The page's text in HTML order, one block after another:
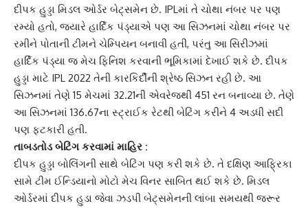
દીપક હુડ્ડા મિડલ ઓર્ડર બેટ્સમેન છે. IPLમાં તે ચોથા નંબર પર પણ
રમ્યો હતો, જ્યારે હાર્દિક પંડ્યાએ પણ આ સિઝનમાં ચોથા નંબર પર
રમીને પોતાની ટીમને ચેમ્પિયન બનાવી હતી, પરંતુ આ સિરીઝમાં
હાર્દિક પંડ્યા જ મેચ ફિનિશ કરવાની ભૂમિકામાં દેખાઈ શકે છે. દીપક
હુડ્ડા માટે IPL 2022 તેની કારકિર્દીની શ્રેષ્ઠ સિઝન રહી છે. આ
સિઝનમાં તેણે 15 મેચમાં 32.21ની એવરેજથી 451 રન બનાવ્યા છે. તેણે
આ સિઝનમાં 136.67ના સ્ટ્રાઈક રેટથી બેટિંગ કરીને 4 અડધી સદી
પણ ફટકારી હતી.
તાબડતોડ બેટિંગ કરવામાં માહિર :
દીપક હુડ્ડા બોલિંગની સાથે બેટિંગ પણ કરી શકે છે. તે દક્ષિણ આફ્રિકા
સામે ટીમ ઈન્ડિયાનો મોટો મેચ વિનર સાબિત થઈ શકે છે. મિડલ
ઓર્ડરમાં દીપક હુડા જેવા ઝડપી બેટ્સમેનની લાંબા સમયથી જરૂર